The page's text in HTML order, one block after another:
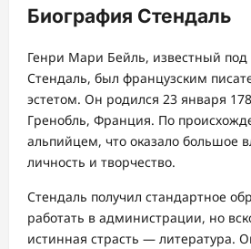
Биография Стендаль
Генри Мари Бейль, известный
Стендаль, был французским
эстетом. Он родился 23 января
Гренобль, Франция. По
альпийцем, что оказало большое
личность и творчество.
Стендаль получил стандартное
работать в администрации, но
истинная страсть — литература.